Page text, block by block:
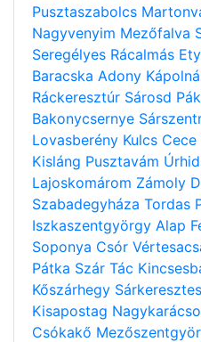
Pusztaszabolcs
Nagyvenyim Mezőfalva
Seregélyes Rácalmás
Baracska Adony
Ráckeresztúr Sárosd
Bakonycsernye
Lovasberény Kulcs Cece
Kisláng Pusztavám
Lajoskomárom Zámoly
Szabadegyháza Tordas
Iszkaszentgyörgy Alap
Soponya Csór
Pátka Szár Tác
Kőszárhegy Sárkeresztes
Kisapostag
Csókakő